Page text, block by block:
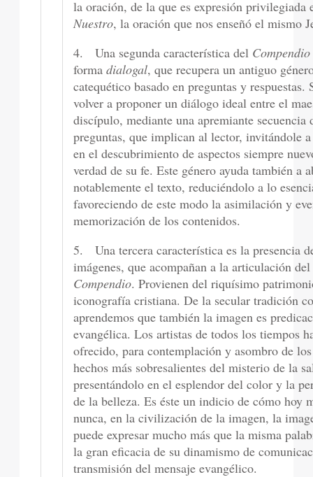
la oración, de la que es expresión privilegiada
Nuestro, la oración que nos enseñó el mismo
4. Una segunda característica del Compendio
formadialogal, que recupera un antiguo
catequético basado en preguntas y respuestas.
volver a proponer un diálogo ideal entre el
discípulo, mediante una apremiante secuencia
preguntas, que implican al lector, invitándole
en el descubrimiento de aspectos siempre
verdad de su fe. Este género ayuda también a
notablemente el texto, reduciéndolo a lo
favoreciendo de este modo la asimilación y
memorización de los contenidos.
5. Una tercera característica es la presencia
imágenes, que acompañan a la articulación del
Compendio. Provienen del riquísimo
iconografía cristiana. De la secular tradición
aprendemos que también la imagen es
evangélica. Los artistas de todos los tiempos
ofrecido, para contemplación y asombro de
hechos más sobresalientes del misterio de la
presentándolo en el esplendor del color y la
de la belleza. Es éste un indicio de cómo hoy
nunca, en la civilización de la imagen, la
puede expresar mucho más que la misma
la gran eficacia de su dinamismo de
transmisión del mensaje evangélico.